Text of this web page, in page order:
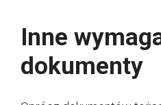
Inne
dokumenty